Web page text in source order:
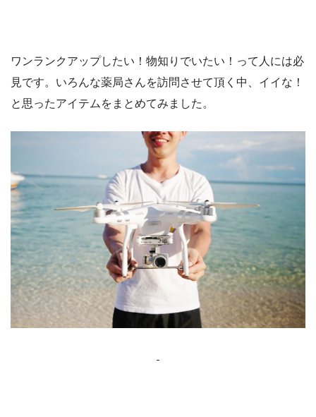
ワンランクアップしたい！物知りでいたい！って人には必
見です。いろんな薬局さんを訪問させて頂く中、イイな！
と思ったアイテムをまとめてみました。